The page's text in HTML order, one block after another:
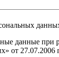
данные при
от 27.07.2006